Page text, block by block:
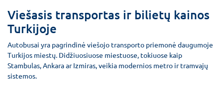
Viešasis transportas ir bilietų kainos
Turkijoje
Autobusai yra pagrindinė viešojo transporto priemonė daugumoje
Turkijos miestų. Didžiuosiuose miestuose, tokiuose kaip
Stambulas, Ankara ar Izmiras, veikia modernios metro ir tramvajų
sistemos.